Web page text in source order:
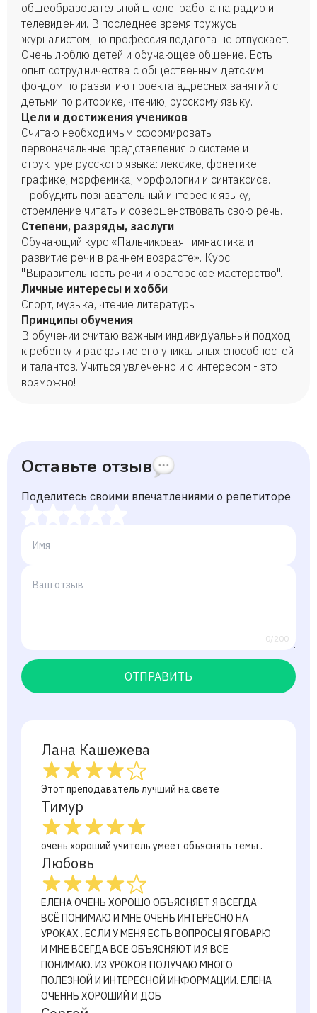
общеобразовательной школе, работа на радио и
телевидении. В последнее время тружусь
журналистом, но профессия педагога не отпускает.
Очень люблю детей и обучающее общение. Есть
опыт сотрудничества с общественным детским
фондом по развитию проекта адресных занятий с
детьми по риторике, чтению, русскому языку.
Цели и достижения учеников
Считаю необходимым сформировать
первоначальные представления о системе и
структуре русского языка: лексике, фонетике,
графике, морфемика, морфологии и синтаксисе.
Пробудить познавательный интерес к языку,
стремление читать и совершенствовать свою речь.
Степени, разряды, заслуги
Обучающий курс «Пальчиковая гимнастика и
развитие речи в раннем возрасте». Курс
"Выразительность речи и ораторское мастерство".
Личные интересы и хобби
Спорт, музыка, чтение литературы.
Принципы обучения
В обучении считаю важным индивидуальный подход
к ребёнку и раскрытие его уникальных способностей
и талантов. Учиться увлеченно и с интересом - это
возможно!
Оставьте отзыв
Поделитесь своими впечатлениями о репетиторе
0/200
ОТПРАВИТЬ
Лана Кашежева
Этот преподаватель лучший на свете
Тимур
очень хороший учитель умеет объяснять темы .
Любовь
ЕЛЕНА ОЧЕНЬ ХОРОШО ОБЪЯСНЯЕТ Я ВСЕГДА
ВСЁ ПОНИМАЮ И МНЕ ОЧЕНЬ ИНТЕРЕСНО НА
УРОКАХ . ЕСЛИ У МЕНЯ ЕСТЬ ВОПРОСЫ Я ГОВАРЮ
И МНЕ ВСЕГДА ВСЁ ОБЪЯСНЯЮТ И Я ВСЁ
ПОНИМАЮ. ИЗ УРОКОВ ПОЛУЧАЮ МНОГО
ПОЛЕЗНОЙ И ИНТЕРЕСНОЙ ИНФОРМАЦИИ. ЕЛЕНА
ОЧЕННЬ ХОРОШИЙ И ДОБ